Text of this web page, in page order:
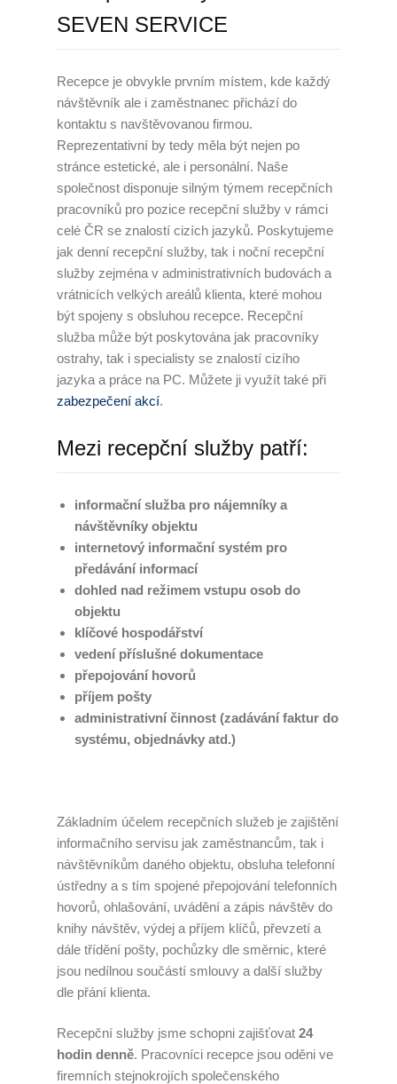
Úklid kanceláří
Velkoplošný denní úklid
PCO – Pult centrální ochrany
Napojení na PCO
Služby po napojení
Náhradní plnění
Náhradní plnění 2025
Kalkulátor náhradního plnění
Zneužívání náhradního plnění
Garance kvality
Volná místa
Informace dle zákona č.
90/2012 Sb.
Tiskové centrum
SEVEN SERVICE
Recepce je obvykle prvním místem, kde každý
návštěvník ale i zaměstnanec přichází do
kontaktu s navštěvovanou firmou.
Reprezentativní by tedy měla být nejen po
stránce estetické, ale i personální. Naše
společnost disponuje silným týmem recepčních
pracovníků pro pozice recepční služby v rámci
celé ČR se znalostí cizích jazyků. Poskytujeme
jak denní recepční služby, tak i noční recepční
služby zejména v administrativních budovách a
vrátnicích velkých areálů klienta, které mohou
být spojeny s obsluhou recepce. Recepční
služba může být poskytována jak pracovníky
ostrahy, tak i specialisty se znalostí cizího
jazyka a práce na PC. Můžete ji využít také při
zabezpečení akcí.
Mezi recepční služby patří:
informační služba pro nájemníky a
návštěvníky objektu
internetový informační systém pro
předávání informací
dohled nad režimem vstupu osob do
objektu
klíčové hospodářství
vedení příslušné dokumentace
přepojování hovorů
příjem pošty
administrativní činnost (zadávání faktur do
systému, objednávky atd.)
Základním účelem recepčních služeb je zajištění
informačního servisu jak zaměstnancům, tak i
návštěvníkům daného objektu, obsluha telefonní
ústředny a s tím spojené přepojování telefonních
hovorů, ohlašování, uvádění a zápis návštěv do
knihy návštěv, výdej a příjem klíčů, převzetí a
dále třídění pošty, pochůzky dle směrnic, které
jsou nedílnou součástí smlouvy a další služby
dle přání klienta.
Recepční služby jsme schopni zajišťovat 24
hodin denně. Pracovníci recepce jsou oděni ve
firemních stejnokrojích společenského